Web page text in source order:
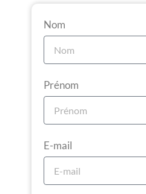
Nom
Prénom
E-mail